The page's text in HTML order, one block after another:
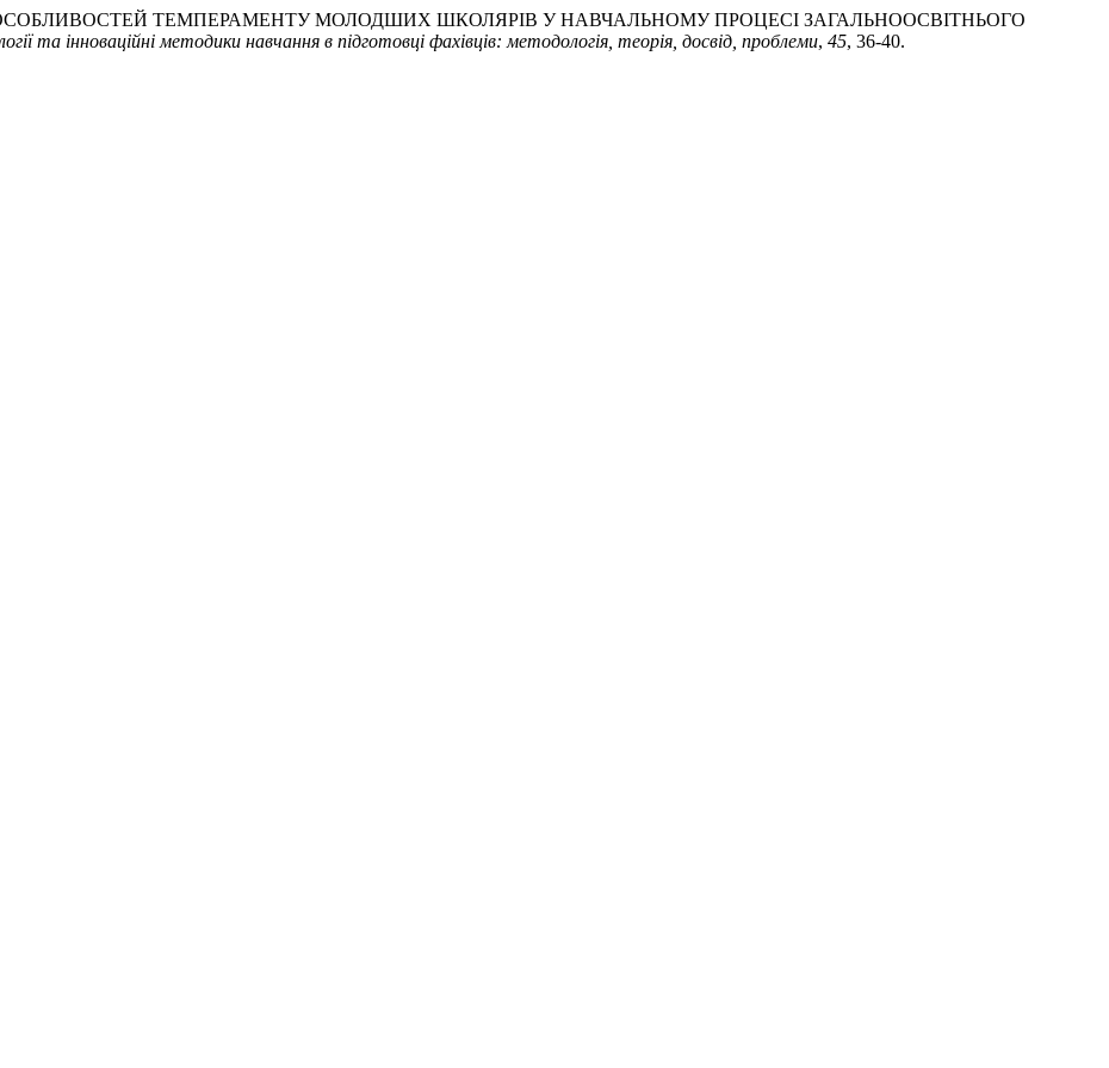
ОСОБЛИВОСТЕЙ ТЕМПЕРАМЕНТУ МОЛОДШИХ ШКОЛЯРІВ У НАВЧАЛЬНОМУ ПРОЦЕСІ ЗАГАЛЬНООСВІТНЬОГО
та інноваційні методики навчання в підготовці фахівців: методологія, теорія, досвід, проблеми, 45, 36-40.